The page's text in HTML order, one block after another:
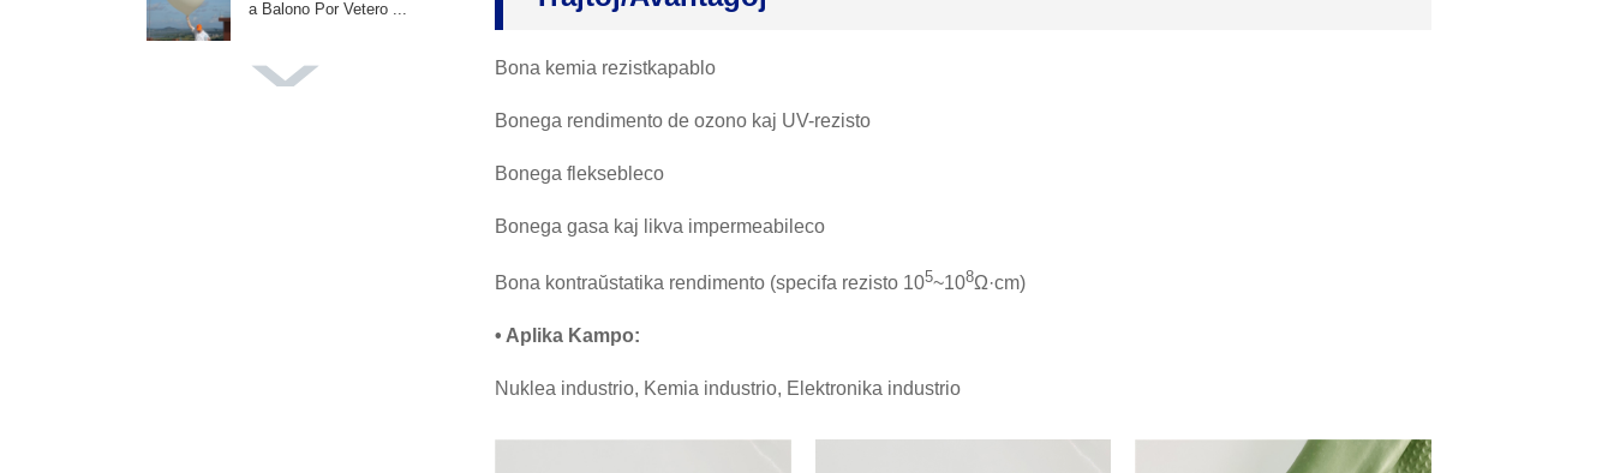
a Balono Por Vetero ...
Giganta Kolora Balono,
Bona kemia rezistkapablo
Bonega rendimento de ozono kaj UV-rezisto
Bonega fleksebleco
Bonega gasa kaj likva impermeabileco
Bona kontraŭstatika rendimento (specifa rezisto 105~108Ω·cm)
• Aplika Kampo:
Nuklea industrio, Kemia industrio, Elektronika industrio